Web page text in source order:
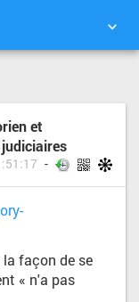
et
façon de se
« n'a pas